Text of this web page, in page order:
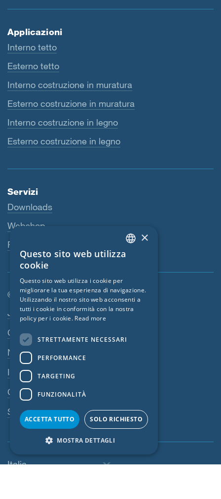
Applicazioni
Interno tetto
Esterno tetto
Interno costruzione in muratura
Esterno costruzione in muratura
Interno costruzione in legno
Esterno costruzione in legno
Servizi
Downloads
Webshop
Persona di riferimento
© SIGA 2026
Area di navigazione footer
Jobs
Contatto
Norme sulla privacy
Impressum
CGV
Sistema di denuncia
Italia
ENGLISH
FRENCH
CZECH
LATVIAN
NORWEGIAN
×
Questo sito web utilizza
cookie
Questo sito web utilizza i cookie per
migliorare la tua esperienza di navigazione.
Utilizzando il nostro sito web acconsenti a
tutti i cookie in conformità con la nostra
policy per i cookie. Read more
STRETTAMENTE NECESSARI
PERFORMANCE
TARGETING
FUNZIONALITÀ
ACCETTA TUTTO SOLO RICHIESTO
MOSTRA DETTAGLI